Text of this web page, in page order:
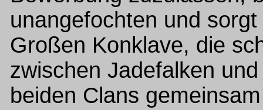
unangefochten und
Großen Konklave, die
zwischen Jadefalken
beiden Clans